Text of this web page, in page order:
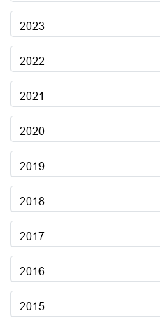
2023
2022
2021
2020
2019
2018
2017
2016
2015